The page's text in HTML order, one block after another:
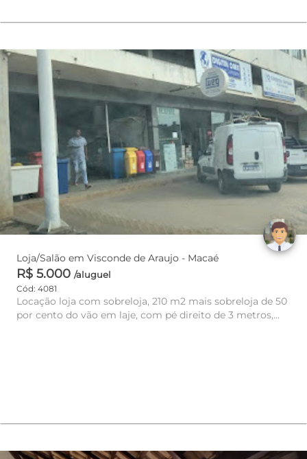
Loja/Salão em Visconde de Araujo - Macaé
R$ 5.000 /aluguel
Cód: 4081
Locação loja com sobreloja, 210 m2 mais sobreloja de 50
por cento do vão em laje, com pé direito de 3 metros,